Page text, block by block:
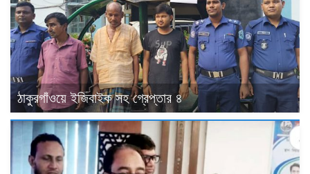
ঠাকুরগাঁওয়ে ইজিবাইক সহ গ্রেপ্তার ৪